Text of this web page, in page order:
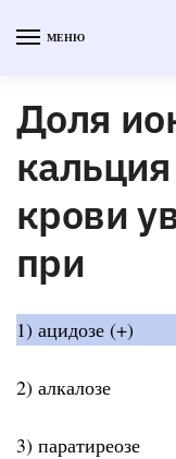
МЕНЮ
Доля
крови
при
1) ацидозе (+)
2) алкалозе
3) паратиреозе